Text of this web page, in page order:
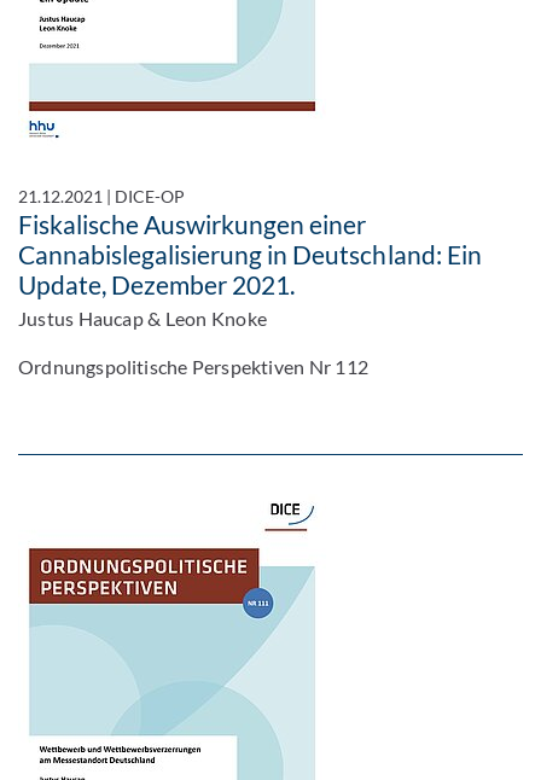
21.12.2021 | DICE-OP
Fiskalische Auswirkungen einer
Cannabislegalisierung in Deutschland: Ein
Update, Dezember 2021.
Justus Haucap & Leon Knoke
Ordnungspolitische Perspektiven Nr 112